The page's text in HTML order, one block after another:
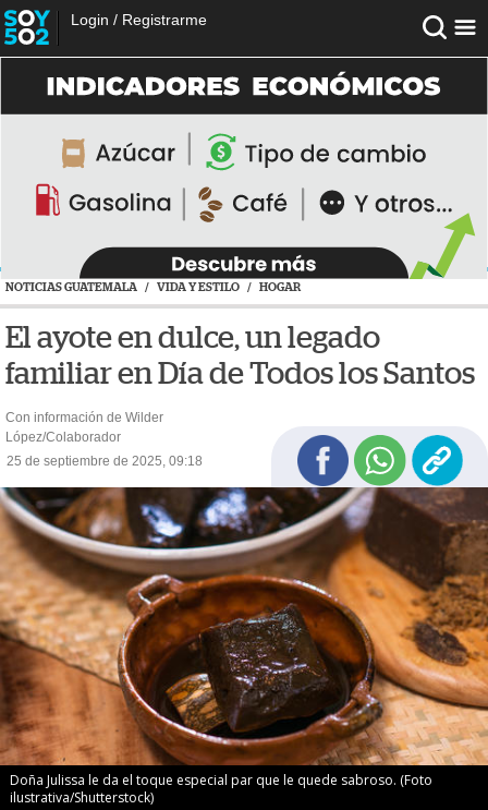
Login / Registrarme
NOTICIAS GUATEMALA / VIDA Y ESTILO / HOGAR
El ayote en dulce, un legado
familiar en Día de Todos los Santos
Con información de Wilder
López/Colaborador
25 de septiembre de 2025, 09:18
Doña Julissa le da el toque especial par que le quede sabroso. (Foto
ilustrativa/Shutterstock)